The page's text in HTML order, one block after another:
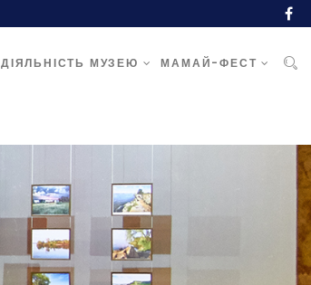
ДІЯЛЬНІСТЬ МУЗЕЮ МАМАЙ-ФЕСТ